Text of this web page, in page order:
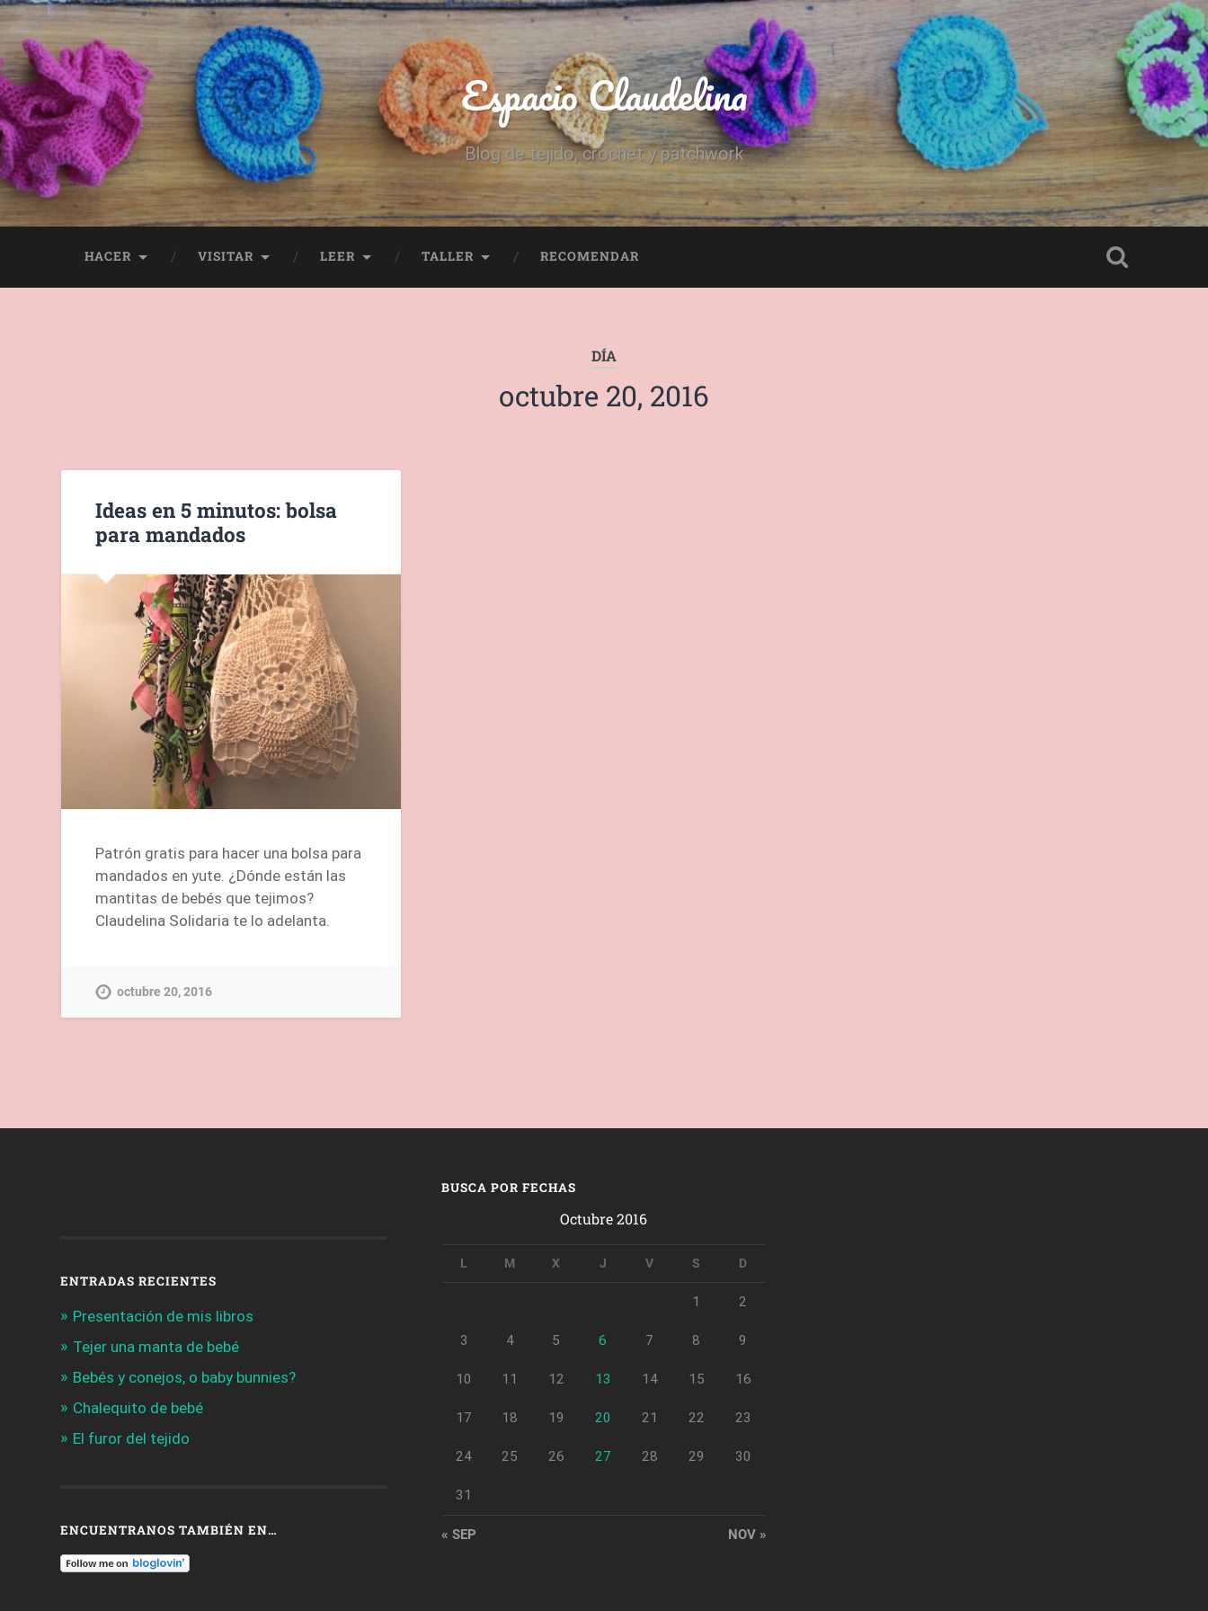
Espacio Claudelina
Blog de tejido, crochet y patchwork
HACER VISITAR LEER TALLER RECOMENDAR
DÍA
octubre 20, 2016
Ideas en 5 minutos: bolsa
para mandados
Patrón gratis para hacer una bolsa para
mandados en yute. ¿Dónde están las
mantitas de bebés que tejimos?
Claudelina Solidaria te lo adelanta.
octubre 20, 2016
ENTRADAS RECIENTES
Presentación de mis libros
Tejer una manta de bebé
Bebés y conejos, o baby bunnies?
Chalequito de bebé
El furor del tejido
ENCUENTRANOS TAMBIÉN EN…
BUSCA POR FECHAS
Octubre 2016
L M X J V S D
1 2
3 4 5 6 7 8 9
10 11 12 13 14 15 16
17 18 19 20 21 22 23
24 25 26 27 28 29 30
31
« SEP NOV »